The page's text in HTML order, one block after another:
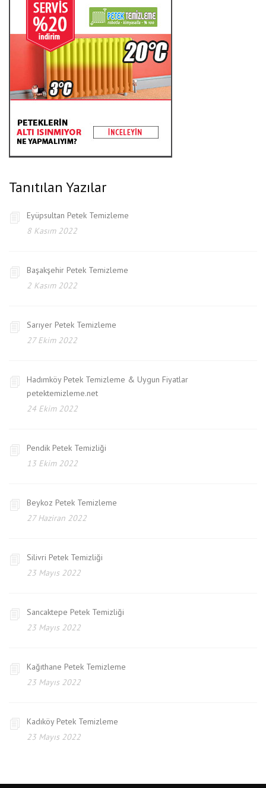
Tanıtılan Yazılar
Eyüpsultan Petek Temizleme
8 Kasım 2022
Başakşehir Petek Temizleme
2 Kasım 2022
Sarıyer Petek Temizleme
27 Ekim 2022
Hadımköy Petek Temizleme & Uygun Fiyatlar
petektemizleme.net
24 Ekim 2022
Pendik Petek Temizliği
13 Ekim 2022
Beykoz Petek Temizleme
27 Haziran 2022
Silivri Petek Temizliği
23 Mayıs 2022
Sancaktepe Petek Temizliği
23 Mayıs 2022
Kağıthane Petek Temizleme
23 Mayıs 2022
Kadıköy Petek Temizleme
23 Mayıs 2022